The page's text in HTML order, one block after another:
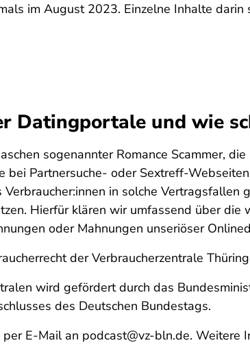
im August 2023. Einzelne Inhalte
Datingportale und wie
sogenannter Romance Scammer,
Partnersuche- oder Sextreff-
in solche
Hierfür klären wir umfassend über die
oder Mahnungen unseriöser
der Verbraucherzentrale
wird gefördert durch das
des Deutschen Bundestags.
E-Mail an podcast@vz-bln.de. Weitere